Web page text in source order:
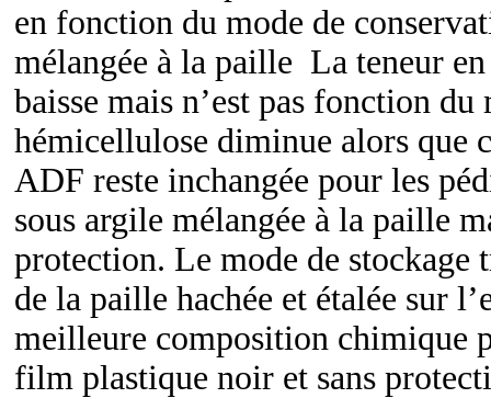
en fonction du mode de
mélangée à la paille La teneur
baisse mais n’est pas fonction
hémicellulose diminue alors que
ADF reste inchangée pour les
sous argile mélangée à la paille
protection. Le mode de stockage
de la paille hachée et étalée sur
meilleure composition chimique
film plastique noir et sans